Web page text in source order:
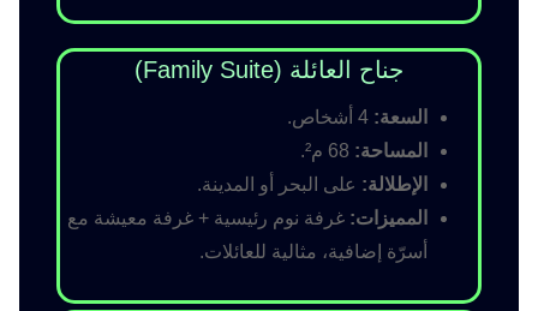
جناح العائلة (Family Suite)
السعة:
المساحة:
الإطلالة: على البحر أو المدينة.
المميزات: غرفة نوم رئيسية + غرفة معيشة مع
أسرّة إضافية، مثالية للعائلات.